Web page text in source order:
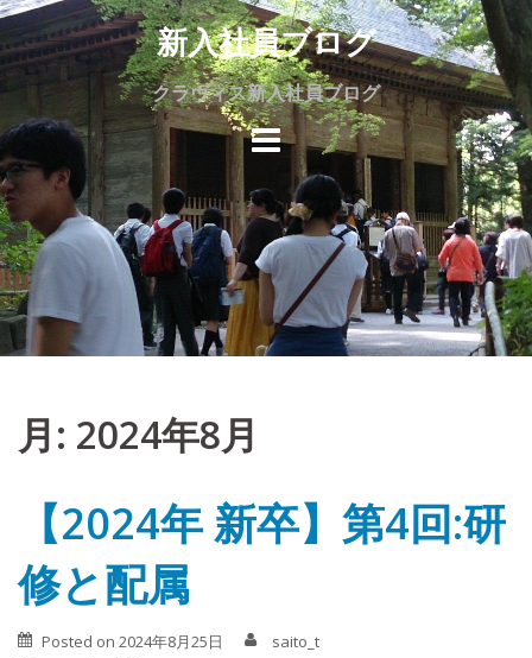
Skip
content
新入社員ブログ
クラヴィス新入社員ブログ
月: 2024年8月
【2024年 新卒】第4回:研
修と配属
Posted on 2024年8月25日
saito_t